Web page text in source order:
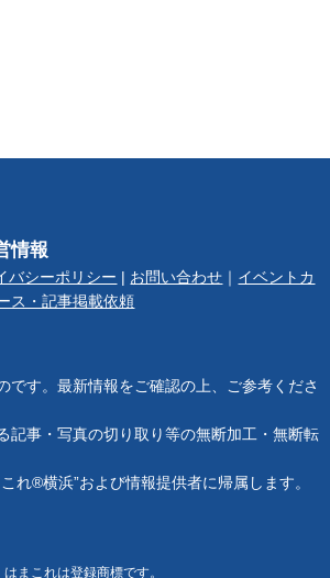
情報
バシーポリシー | お問い合わせ ｜ イベントカ
ス・記事掲載依頼
です。最新情報をご確認の上、ご参考くださ
記事・写真の切り取り等の無断加工・無断転
れ®横浜”および情報提供者に帰属します。
はまこれは登録商標です。